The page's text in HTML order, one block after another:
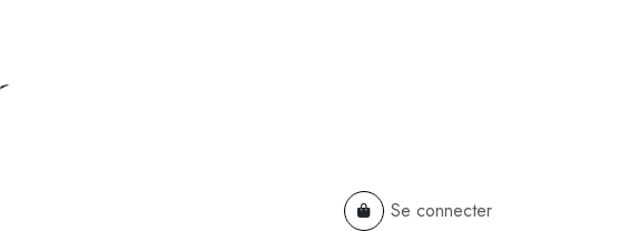
B2B Se connecter